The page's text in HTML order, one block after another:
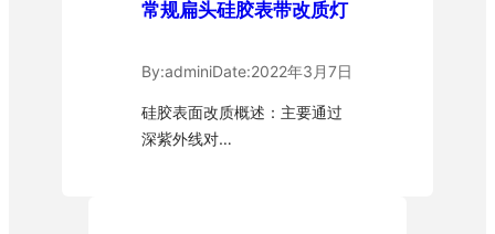
常规扁头硅胶表带改质灯
By:adminiDate:2022年3月7日
硅胶表面改质概述：主要通过
深紫外线对…